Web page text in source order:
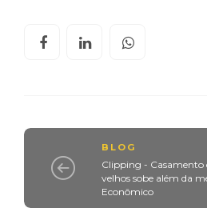
BLOG
Clipping - Casamento
velhos sobe além da
Econômico